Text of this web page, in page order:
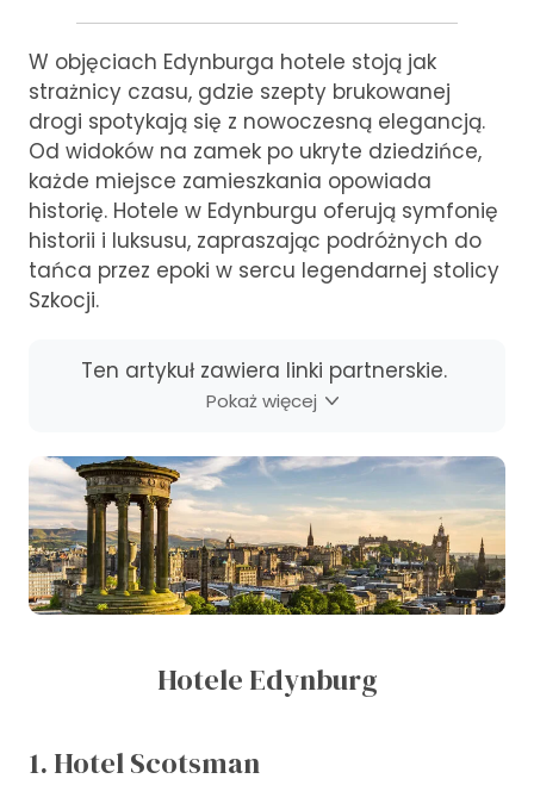
W objęciach Edynburga hotele stoją jak
strażnicy czasu, gdzie szepty brukowanej
drogi spotykają się z nowoczesną elegancją.
Od widoków na zamek po ukryte dziedzińce,
każde miejsce zamieszkania opowiada
historię. Hotele w Edynburgu oferują symfonię
historii i luksusu, zapraszając podróżnych do
tańca przez epoki w sercu legendarnej stolicy
Szkocji.
Ten artykuł zawiera linki partnerskie.
Pokaż więcej
Hotele Edynburg
1. Hotel Scotsman